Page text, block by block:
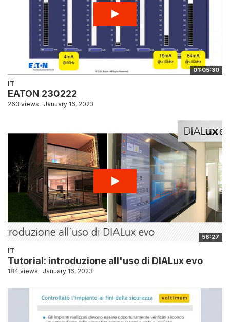
01:05:30
IT
EATON 230222
263 views January 16, 2023
56:27
IT
Tutorial: introduzione all'uso di DIALux evo
184 views January 16, 2023